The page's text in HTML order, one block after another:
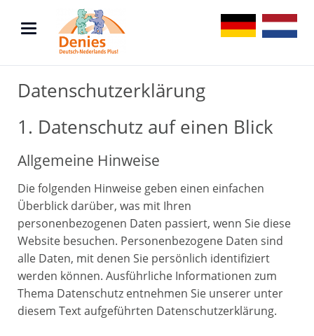
DE NL
Datenschutzerklärung
1. Datenschutz auf einen Blick
Allgemeine Hinweise
Die folgenden Hinweise geben einen einfachen
Überblick darüber, was mit Ihren
personenbezogenen Daten passiert, wenn Sie diese
Website besuchen. Personenbezogene Daten sind
alle Daten, mit denen Sie persönlich identifiziert
werden können. Ausführliche Informationen zum
Thema Datenschutz entnehmen Sie unserer unter
diesem Text aufgeführten Datenschutzerklärung.